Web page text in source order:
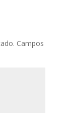
Campos